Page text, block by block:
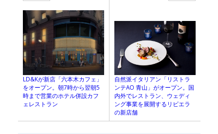
LD&Kが新店「六本木カフェ」
をオープン。朝7時から翌朝5
時まで営業のホテル併設カフ
ェレストラン
自然派イタリアン「リストラ
ンテAO 青山」がオープン。国
内外でレストラン、ウェディ
ング事業を展開するリビエラ
の新店舗